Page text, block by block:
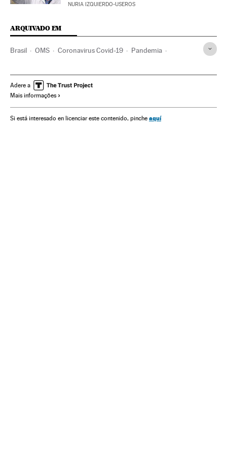
NURIA IZQUIERDO-USEROS
ARQUIVADO EM
Brasil OMS Coronavirus Covid-19 Pandemia
Ministério Saúde Nelson Teich
Luiz Henrique Mandetta
Adere a
Mais informações
Si está interesado en licenciar este contenido, pinche aquí